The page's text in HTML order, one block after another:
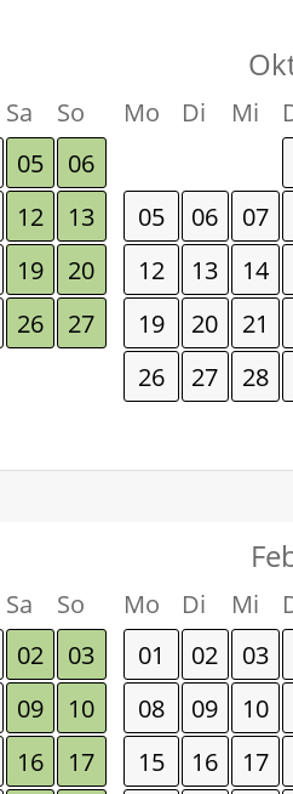
Sa
So
05
06
12
13
19
20
26
27
Mo Di Mi
05
06 07
12
13 14
19
20 21
26
27 28
Sa
So
02
03
09
10
16 17
Mo Di Mi
01
02 03
08
09 10
15
16 17